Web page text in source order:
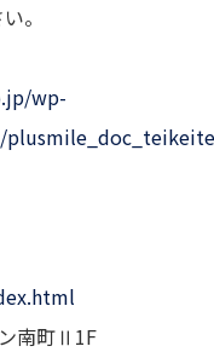
。
wp-
南町Ⅱ1F